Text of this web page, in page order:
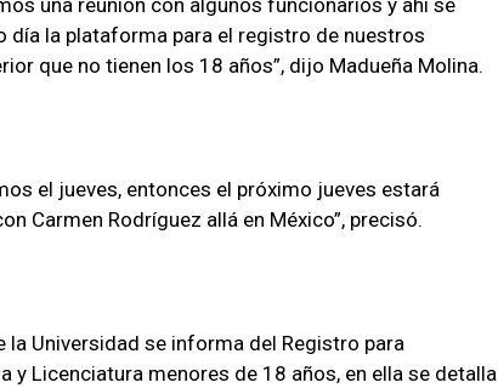
una reunión con algunos funcionarios y ahí se
día la plataforma para el registro de nuestros
que no tienen los 18 años”, dijo Madueña Molina.
el jueves, entonces el próximo jueves estará
Carmen Rodríguez allá en México”, precisó.
la Universidad se informa del Registro para
y Licenciatura menores de 18 años, en ella se detalla